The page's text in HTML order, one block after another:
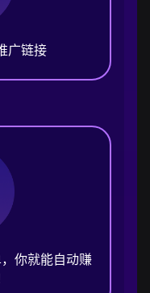
广链接
你就能自动赚